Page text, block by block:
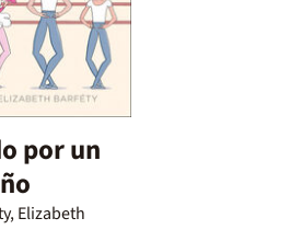
por un
Elizabeth